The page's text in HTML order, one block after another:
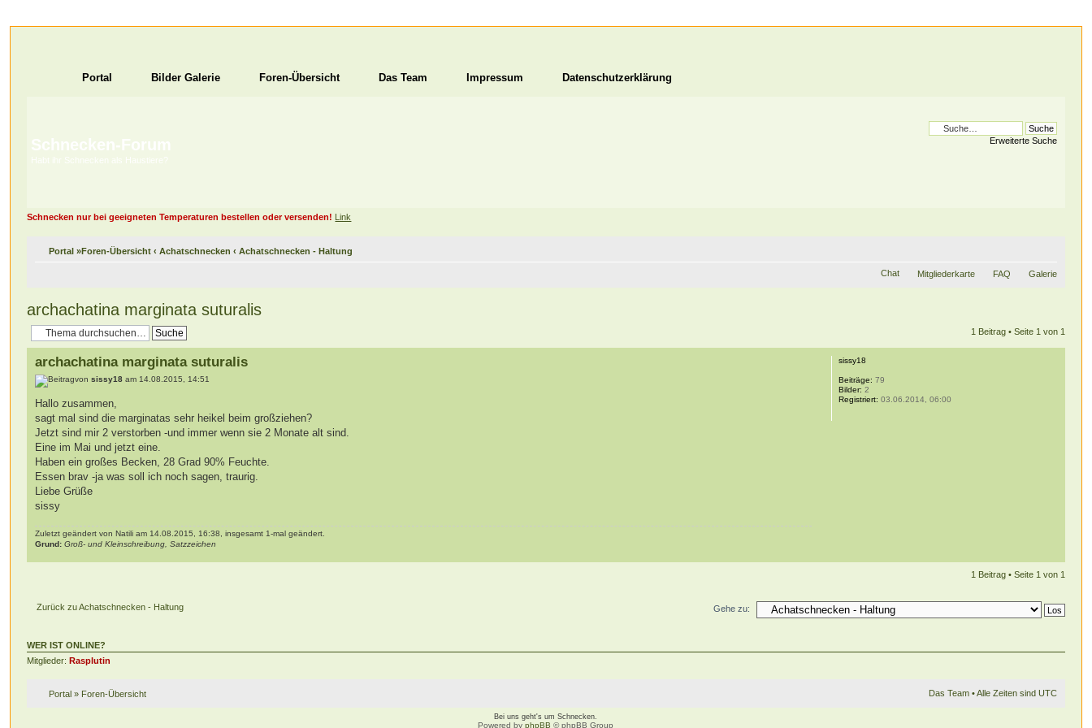
Portal Bilder Galerie Foren-Übersicht Das Team Impressum Datenschutzerklärung
Schnecken-Forum
Habt ihr Schnecken als Haustiere?
Erweiterte Suche
Schnecken nur bei geeigneten Temperaturen bestellen oder versenden! Link
Portal »Foren-Übersicht ‹ Achatschnecken ‹ Achatschnecken - Haltung
Chat Mitgliederkarte FAQ Galerie
archachatina marginata suturalis
1 Beitrag • Seite 1 von 1
archachatina marginata suturalis
vonsissy18 am 14.08.2015, 14:51
Hallo zusammen,
sagt mal sind die marginatas sehr heikel beim großziehen?
Jetzt sind mir 2 verstorben -und immer wenn sie 2 Monate alt sind.
Eine im Mai und jetzt eine.
Haben ein großes Becken, 28 Grad 90% Feuchte.
Essen brav -ja was soll ich noch sagen, traurig.
Liebe Grüße
sissy
Zuletzt geändert von Natili am 14.08.2015, 16:38, insgesamt 1-mal geändert.
Grund: Groß- und Kleinschreibung, Satzzeichen
sissy18
Beiträge: 79
Bilder: 2
Registriert: 03.06.2014, 06:00
1 Beitrag • Seite 1 von 1
Zurück zu Achatschnecken - Haltung Gehe zu:
WER IST ONLINE?
Mitglieder:Rasplutin
Portal » Foren-Übersicht Das Team• Alle Zeiten sind UTC
Bei uns geht's um Schnecken.
Powered byphpBB © phpBB Group